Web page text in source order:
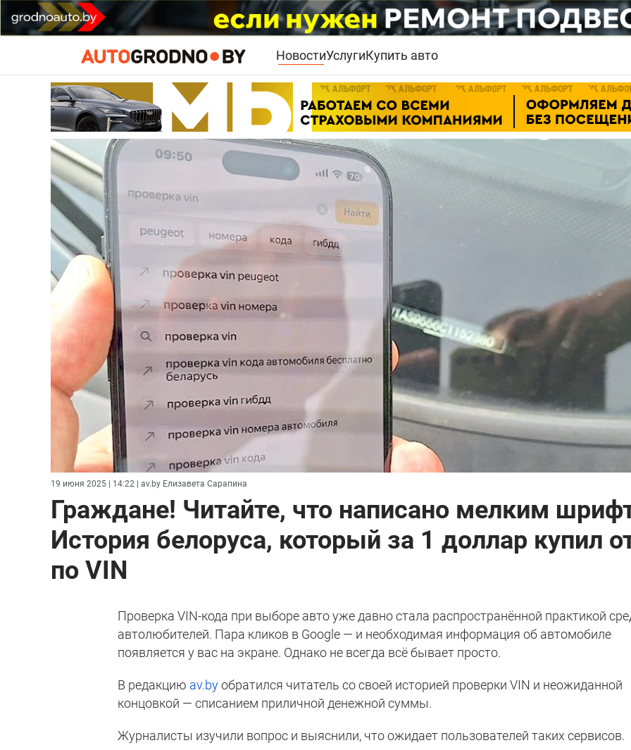
НовостиУслугиКупить авто
19 июня 2025 | 14:22 | av.by Елизавета Сарапина
Граждане! Читайте, что написано мелким
История белоруса, который за 1 доллар купил
по VIN
Проверка VIN-кода при выборе авто уже давно стала распространённой практикой
автолюбителей. Пара кликов в Google — и необходимая информация об автомобиле
появляется у вас на экране. Однако не всегда всё бывает просто.
В редакцию av.byобратился читатель со своей историей проверки VIN и неожиданной
концовкой — списанием приличной денежной суммы.
Журналисты изучили вопрос и выяснили, что ожидает пользователей таких сервисов.